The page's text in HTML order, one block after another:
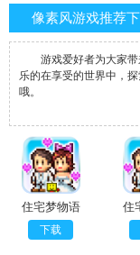
像素风游戏推荐
游戏爱好者为大家
乐的在享受的世界中，
哦。
住宅梦物语
完整版
下载
住